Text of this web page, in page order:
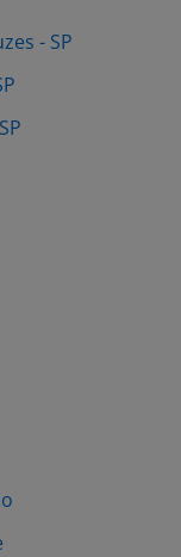
- SP